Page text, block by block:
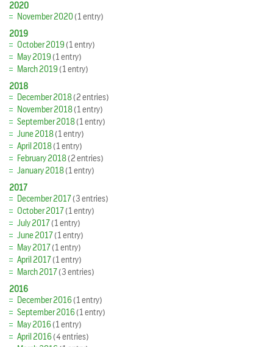
2020
November 2020(1 entry)
2019
October 2019(1 entry)
May 2019(1 entry)
March 2019(1 entry)
2018
December 2018(2 entries)
November 2018(1 entry)
September 2018(1 entry)
June 2018(1 entry)
April 2018(1 entry)
February 2018(2 entries)
January 2018(1 entry)
2017
December 2017(3 entries)
October 2017(1 entry)
July 2017(1 entry)
June 2017(1 entry)
May 2017(1 entry)
April 2017(1 entry)
March 2017(3 entries)
2016
December 2016(1 entry)
September 2016(1 entry)
May 2016(1 entry)
April 2016(4 entries)